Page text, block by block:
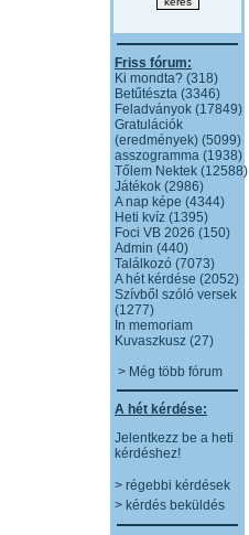
Friss fórum:
Ki mondta? (318)
Betűtészta (3346)
Feladványok (17849)
Gratulációk
(eredmények) (5099)
asszogramma (1938)
Tőlem Nektek (12588)
Játékok (2986)
A nap képe (4344)
Heti kvíz (1395)
Foci VB 2026 (150)
Admin (440)
Találkozó (7073)
A hét kérdése (2052)
Szívből szóló versek
(1277)
In memoriam
Kuvaszkusz (27)
> Még több fórum
A hét kérdése:
Jelentkezz be a heti
kérdéshez!
> régebbi kérdések
> kérdés beküldés